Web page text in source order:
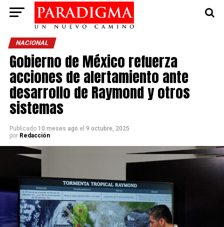
NACIONAL
Gobierno de México refuerza
acciones de alertamiento ante
desarrollo de Raymond y otros
sistemas
Publicado 10 meses ago el 9 octubre, 2025
por Redacción